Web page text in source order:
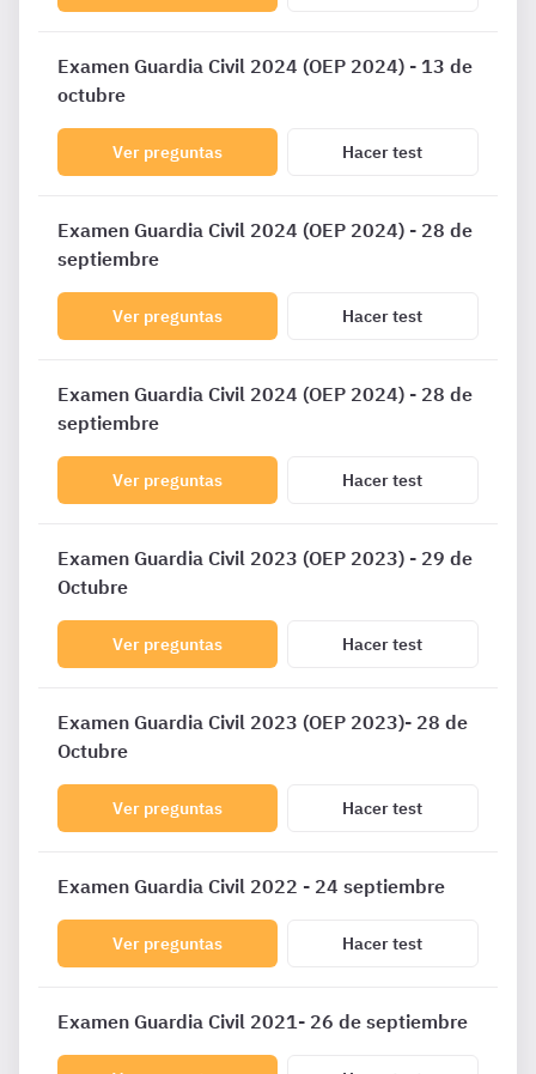
Examen Guardia Civil 2024 (OEP 2024) - 13 de
octubre
Ver preguntas Hacer test
Examen Guardia Civil 2024 (OEP 2024) - 28 de
septiembre
Ver preguntas Hacer test
Examen Guardia Civil 2024 (OEP 2024) - 28 de
septiembre
Ver preguntas Hacer test
Examen Guardia Civil 2023 (OEP 2023) - 29 de
Octubre
Ver preguntas Hacer test
Examen Guardia Civil 2023 (OEP 2023)- 28 de
Octubre
Ver preguntas Hacer test
Examen Guardia Civil 2022 - 24 septiembre
Ver preguntas Hacer test
Examen Guardia Civil 2021- 26 de septiembre